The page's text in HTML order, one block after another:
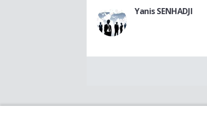
Yanis SENHADJI